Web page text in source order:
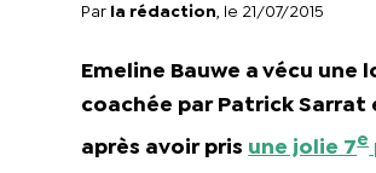
Par la rédaction , le 21/07/2015
Emeline Bauwe a vécu
coachée par Patrick Sarrat
après avoir pris une jolie 7e